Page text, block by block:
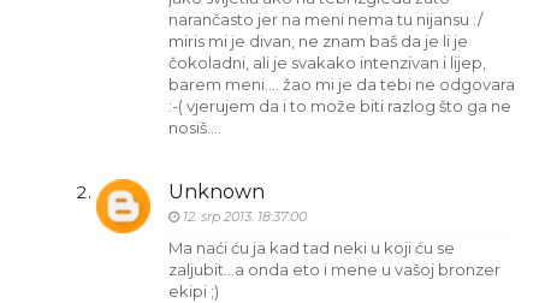
narančasto jer na meni nema tu nijansu :/
miris mi je divan, ne znam baš da je li je
čokoladni, ali je svakako intenzivan i lijep,
barem meni.... žao mi je da tebi ne odgovara
:-( vjerujem da i to može biti razlog što ga ne
nosiš....
Unknown
12. srp 2013. 18:37:00
Ma naći ću ja kad tad neki u koji ću se
zaljubit...a onda eto i mene u vašoj bronzer
ekipi ;)